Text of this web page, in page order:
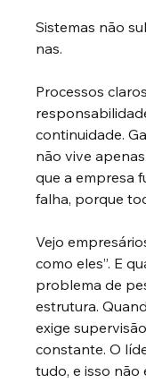
Sistemas não
nas.
Processos
continuidade.
não vive
que a empresa
falha, porque
Vejo
como eles”. E
problema de
estrutura.
exige
constante. O
tudo, e isso não